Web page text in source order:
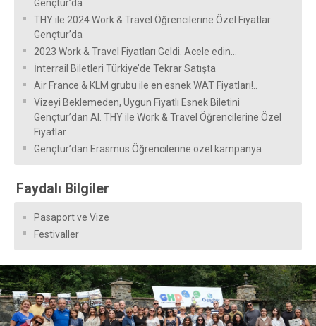
Gençtur’da
THY ile 2024 Work & Travel Öğrencilerine Özel Fiyatlar
Gençtur’da
2023 Work & Travel Fiyatları Geldi. Acele edin…
İnterrail Biletleri Türkiye’de Tekrar Satışta
Air France & KLM grubu ile en esnek WAT Fiyatları!..
Vizeyi Beklemeden, Uygun Fiyatlı Esnek Biletini
Gençtur’dan Al. THY ile Work & Travel Öğrencilerine Özel
Fiyatlar
Gençtur’dan Erasmus Öğrencilerine özel kampanya
Faydalı Bilgiler
Pasaport ve Vize
Festivaller